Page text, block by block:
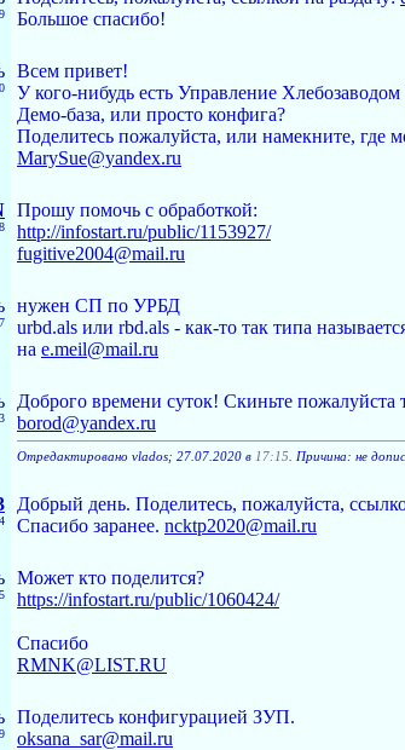
Большое спасибо!
Всем привет!
У кого-нибудь есть Управление Хлебозаводом
Демо-база, или просто конфига?
Поделитесь пожалуйста, или намекните, где
MarySue@yandex.ru
Прошу помочь с обработкой:
http://infostart.ru/public/1153927/
fugitive2004@mail.ru
нужен СП по УРБД
urbd.als или rbd.als - как-то так типа
на e.meil@mail.ru
Доброго времени суток! Скиньте
borod@yandex.ru
Отредактировано vlados; 27.07.2020 в 17:15 . Причина: не
Добрый день. Поделитесь, пожалуйста,
Спасибо заранее. ncktp2020@mail.ru
Может кто поделится?
https://infostart.ru/public/1060424/
Спасибо
RMNK@LIST.RU
Поделитесь конфигурацией ЗУП.
oksana_sar@mail.ru